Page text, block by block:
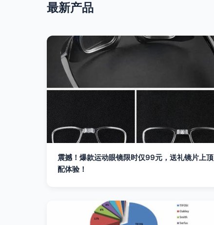
最新产品
震撼！爆款运动眼镜限时仅99元，送礼镜片上顶
配体验！